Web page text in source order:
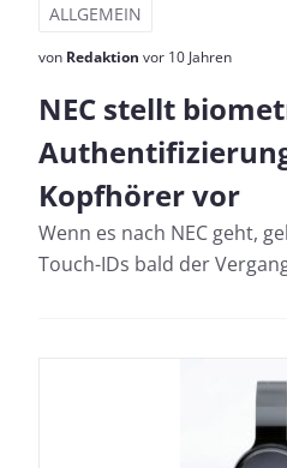
ALLGEMEIN
von Redaktion vor 10 Jahren
NEC stellt
Kopfhörer vor
Wenn es nach NEC geht,
Touch-IDs bald der